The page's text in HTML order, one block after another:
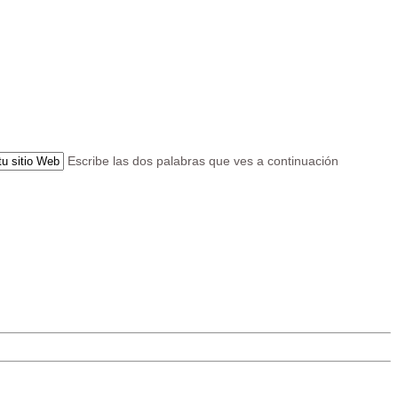
Escribe las dos palabras que ves a continuación